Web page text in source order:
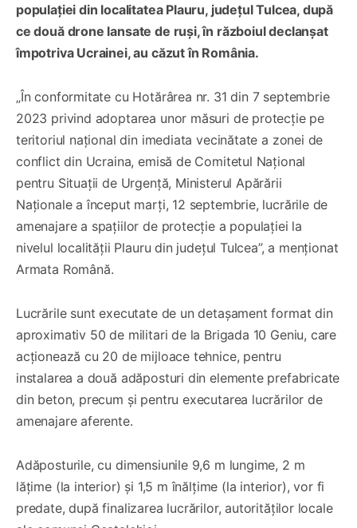
populaţiei din localitatea Plauru, județul Tulcea, după
ce două drone lansate de ruși, în războiul declanșat
împotriva Ucrainei, au căzut în România.
„În conformitate cu Hotărârea nr. 31 din 7 septembrie
2023 privind adoptarea unor măsuri de protecţie pe
teritoriul naţional din imediata vecinătate a zonei de
conflict din Ucraina, emisă de Comitetul Naţional
pentru Situaţii de Urgenţă, Ministerul Apărării
Naționale a început marți, 12 septembrie, lucrările de
amenajare a spaţiilor de protecţie a populaţiei la
nivelul localităţii Plauru din județul Tulcea”, a menționat
Armata Română.
Lucrările sunt executate de un detașament format din
aproximativ 50 de militari de la Brigada 10 Geniu, care
acționează cu 20 de mijloace tehnice, pentru
instalarea a două adăposturi din elemente prefabricate
din beton, precum și pentru executarea lucrărilor de
amenajare aferente.
Adăposturile, cu dimensiunile 9,6 m lungime, 2 m
lățime (la interior) și 1,5 m înălțime (la interior), vor fi
predate, după finalizarea lucrărilor, autorităților locale